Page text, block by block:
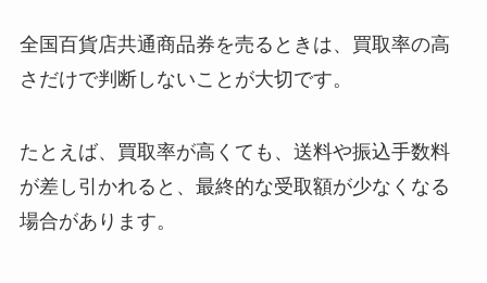
全国百貨店共通商品券を売るときは、買取率の高
さだけで判断しないことが大切です。
たとえば、買取率が高くても、送料や振込手数料
が差し引かれると、最終的な受取額が少なくなる
場合があります。